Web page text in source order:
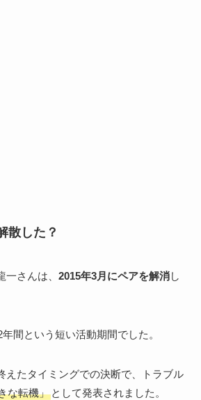
散した？
さんは、 2015年3月にペアを解消し
間という短い活動期間でした。
えたタイミングでの決断で、トラブル
な転機」として発表されました。